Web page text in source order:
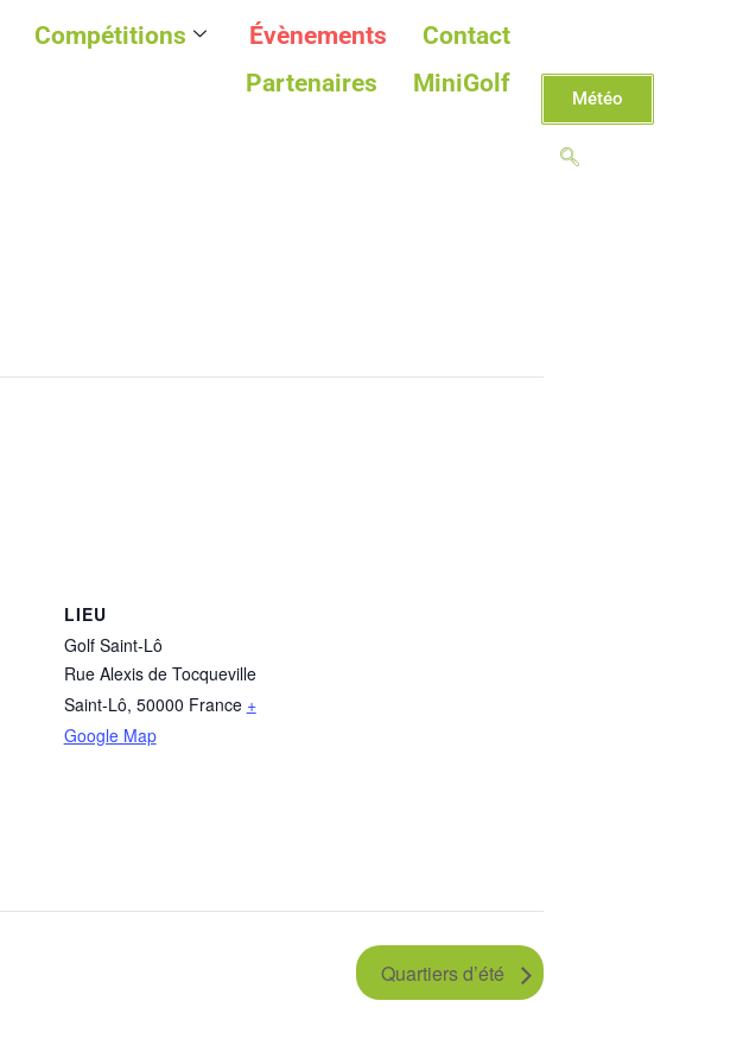
Compétitions Évènements
Contact
Partenaires
MiniGolf
Météo
LIEU
Golf Saint-Lô
Rue Alexis de Tocqueville
Saint-Lô, 50000 France +
Google Map
Quartiers d’été